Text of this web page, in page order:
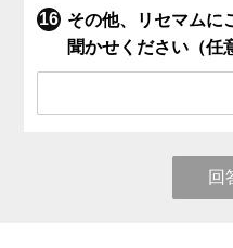
その他、リセマムに
聞かせください（任
回